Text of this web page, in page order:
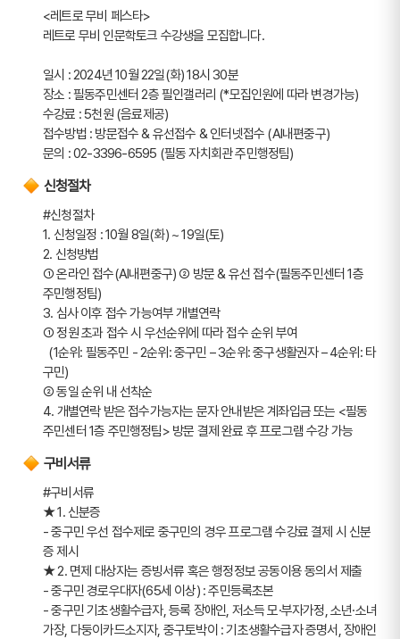
<레트로 무비 페스타>
레트로 무비 인문학토크 수강생을 모집합니다.
일시 : 2024년 10월 22일(화) 18시 30분
장소 : 필동주민센터 2층 필인갤러리 (*모집인원에 따라 변경가능)
수강료 : 5천원 (음료제공)
접수방법 : 방문접수 & 유선접수 & 인터넷접수 (AI내편중구)
문의 : 02-3396-6595 (필동 자치회관 주민행정팀)
신청절차
#신청절차
1. 신청일정 : 10월 8일(화) ~ 19일(토)
2. 신청방법
➀ 온라인 접수(AI내편중구) ➁ 방문 & 유선 접수(필동주민센터 1층
주민행정팀)
3. 심사 이후 접수 가능여부 개별연락
➀ 정원 초과 접수 시 우선순위에 따라 접수 순위 부여
구민)
➁ 동일 순위 내 선착순
4. 개별연락 받은 접수가능자는 문자 안내받은 계좌입금 또는 <필동
주민센터 1층 주민행정팀> 방문 결제 완료 후 프로그램 수강 가능
구비서류
#구비서류
★ 1. 신분증
- 중구민 우선 접수제로 중구민의 경우 프로그램 수강료 결제 시 신분
증 제시
★ 2. 면제 대상자는 증빙서류 혹은 행정정보 공동이용 동의서 제출
- 중구민 경로우대자(65세 이상) : 주민등록초본
- 중구민 기초생활수급자, 등록 장애인, 저소득 모·부자가정, 소년·소녀
가장, 다둥이카드소지자, 중구토박이 : 기초생활수급자 증명서, 장애인